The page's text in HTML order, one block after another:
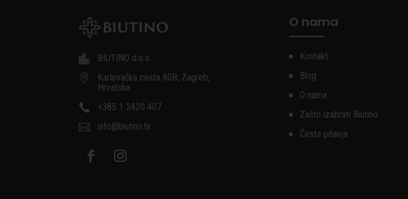

BIUTINO d.o.o.

Karlovačka cesta 80B, Zagreb,
Hrvatska

+385 1 2420 407

info@biutino.hr
O nama
Kontakt
Blog
O nama
Zašto izabrati Biutino
Česta pitanja